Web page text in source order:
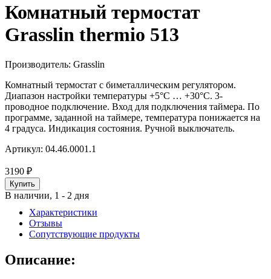
Комнатный термостат
Grasslin thermio 513
Производитель: Grasslin
Комнатный термостат c биметаллическим регулятором.
Диапазон настройки температуры +5°C … +30°C. 3-
проводное подключение. Вход для подключения таймера. По
программе, заданной на таймере, температура понижается на
4 градуса. Индикация состояния. Ручной выключатель.
Артикул: 04.46.0001.1
3190 ₽
В наличии, 1 - 2 дня
Характеристики
Отзывы
Сопутствующие продукты
Описание: